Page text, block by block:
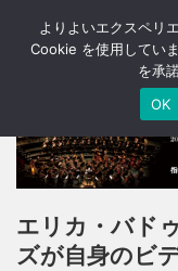
エリカ・バド
ズが自身のビ
よりよいエクスペリ
Cookie を使用してい
を承
OK